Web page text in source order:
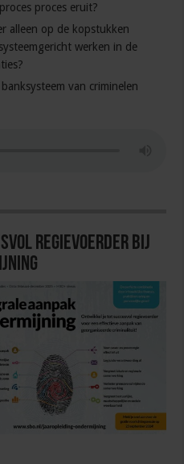
proces eruit?
alleen op de kopstukken
werken in de
van criminelen
regievoerder bij